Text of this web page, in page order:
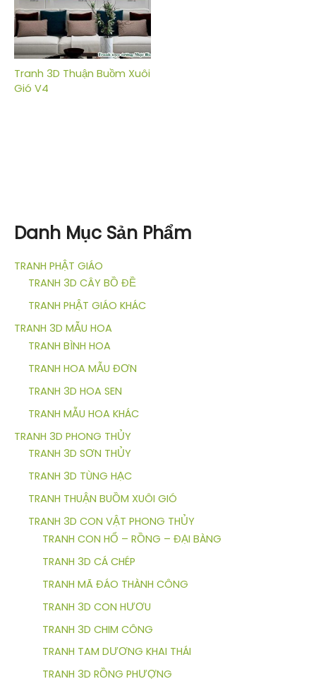
Danh Mục Sản Phẩm
TRANH PHẬT GIÁO
TRANH 3D CÂY BỒ ĐỀ
TRANH PHẬT GIÁO KHÁC
TRANH 3D MẪU HOA
TRANH BÌNH HOA
TRANH HOA MẪU ĐƠN
TRANH 3D HOA SEN
TRANH MẪU HOA KHÁC
TRANH 3D PHONG THỦY
TRANH 3D SƠN THỦY
TRANH 3D TÙNG HẠC
TRANH THUẬN BUỒM XUÔI GIÓ
TRANH 3D CON VẬT PHONG THỦY
TRANH CON HỔ – RỒNG – ĐẠI BÀNG
TRANH 3D CÁ CHÉP
TRANH MÃ ĐÁO THÀNH CÔNG
TRANH 3D CON HƯƠU
TRANH 3D CHIM CÔNG
TRANH TAM DƯƠNG KHAI THÁI
TRANH 3D RỒNG PHƯỢNG
Tranh 3D Thuận Buồm Xuôi
Gió V4